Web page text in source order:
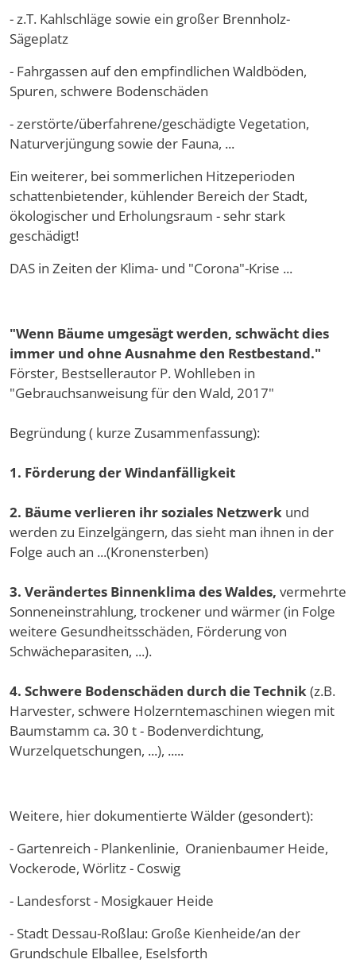
- z.T. Kahlschläge sowie ein großer Brennholz-
Sägeplatz
- Fahrgassen auf den empfindlichen Waldböden,
Spuren, schwere Bodenschäden
- zerstörte/überfahrene/geschädigte Vegetation,
Naturverjüngung sowie der Fauna, ...
Ein weiterer, bei sommerlichen Hitzeperioden
schattenbietender, kühlender Bereich der Stadt,
ökologischer und Erholungsraum - sehr stark
geschädigt!
DAS in Zeiten der Klima- und "Corona"-Krise ...
"Wenn Bäume umgesägt werden, schwächt dies
immer und ohne Ausnahme den Restbestand."
Förster, Bestsellerautor P. Wohlleben in
"Gebrauchsanweisung für den Wald, 2017"
Begründung ( kurze Zusammenfassung):
1. Förderung der Windanfälligkeit
2. Bäume verlieren ihr soziales Netzwerk und
werden zu Einzelgängern, das sieht man ihnen in der
Folge auch an ...(Kronensterben)
3. Verändertes Binnenklima des Waldes, vermehrte
Sonneneinstrahlung, trockener und wärmer (in Folge
weitere Gesundheitsschäden, Förderung von
Schwächeparasiten, ...).
4. Schwere Bodenschäden durch die Technik(z.B.
Harvester, schwere Holzerntemaschinen wiegen mit
Baumstamm ca. 30 t - Bodenverdichtung,
Wurzelquetschungen, ...), .....
Weitere, hier dokumentierte Wälder (gesondert):
- Gartenreich - Plankenlinie, Oranienbaumer Heide,
Vockerode, Wörlitz - Coswig
- Landesforst - Mosigkauer Heide
- Stadt Dessau-Roßlau: Große Kienheide/an der
Grundschule Elballee, Eselsforth